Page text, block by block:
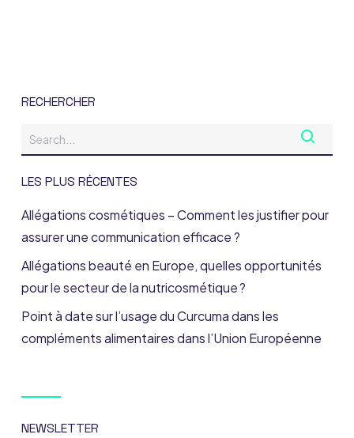
RECHERCHER
LES PLUS RÉCENTES
Allégations cosmétiques – Comment les justifier pour
assurer une communication efficace ?
Allégations beauté en Europe, quelles opportunités
pour le secteur de la nutricosmétique ?
Point à date sur l’usage du Curcuma dans les
compléments alimentaires dans l’Union Européenne
NEWSLETTER